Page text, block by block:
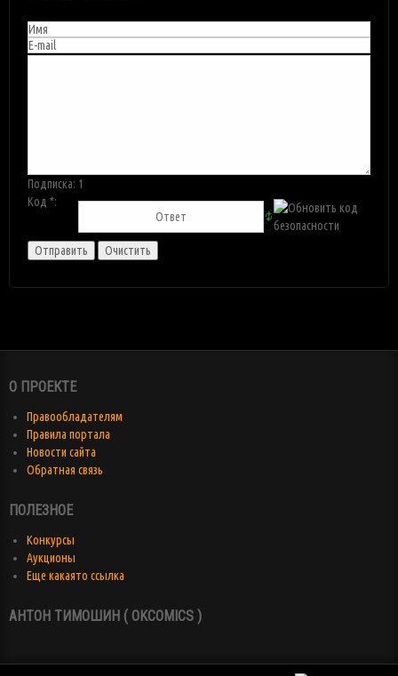
Подписка: 1
Код *:
О ПРОЕКТЕ
Правообладателям
Правила портала
Новости сайта
Обратная связь
ПОЛЕЗНОЕ
Конкурсы
Аукционы
Еще какаято ссылка
АНТОН ТИМОШИН ( OKCOMICS )